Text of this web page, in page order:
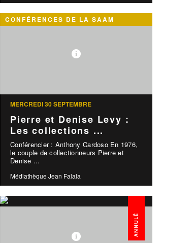
CONFÉRENCES DE LA SAAM
MERCREDI 30 SEPTEMBRE
Pierre et Denise Levy :
Les collections ...
Conférencier : Anthony Cardoso En 1976,
le couple de collectionneurs Pierre et
Denise ...
Médiathèque Jean Falala